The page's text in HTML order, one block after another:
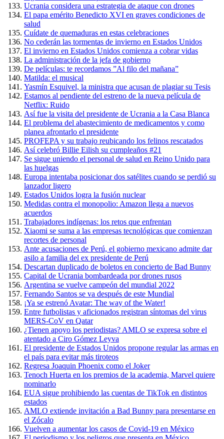
Ucrania considera una estrategia de ataque con drones
El papa emérito Benedicto XVI en graves condiciones de
salud
Cuídate de quemaduras en estas celebraciones
No cederán las tormentas de invierno en Estados Unidos
El invierno en Estados Unidos comienza a cobrar vidas
La administración de la jefa de gobierno
De películas: te recordamos ”Al filo del mañana”
Matilda: el musical
Yasmín Esquivel, la ministra que acusan de plagiar su Tesis
Estamos al pendiente del estreno de la nueva película de
Netflix: Ruido
Así fue la visita del presidente de Ucrania a la Casa Blanca
El problema del abastecimiento de medicamentos y como
planea afrontarlo el presidente
PROFEPA y su trabajo reubicando los felinos rescatados
Así celebró Billie Eilish su cumpleaños #21
Se sigue uniendo el personal de salud en Reino Unido para
las huelgas
Europa intentaba posicionar dos satélites cuando se perdió su
lanzador ligero
Estados Unidos logra la fusión nuclear
Medidas contra el monopolio: Amazon llega a nuevos
acuerdos
Trabajadores indígenas: los retos que enfrentan
Xiaomi se suma a las empresas tecnológicas que comienzan
recortes de personal
Ante acusaciones de Perú, el gobierno mexicano admite dar
asilo a familia del ex presidente de Perú
Descartan duplicado de boletos en concierto de Bad Bunny
Capital de Ucrania bombardeada por drones rusos
Argentina se vuelve campeón del mundial 2022
Fernando Santos se va después de este Mundial
¡Ya se estrenó Avatar: The way of the Water!
Entre futbolistas y aficionados registran síntomas del virus
MERS-CoV en Qatar
¿Tienen apoyo los periodistas? AMLO se expresa sobre el
atentado a Ciro Gómez Leyva
El presidente de Estados Unidos propone regular las armas en
el país para evitar más tiroteos
Regresa Joaquin Phoenix como el Joker
Tenoch Huerta en los premios de la academia, Marvel quiere
nominarlo
EUA sigue prohibiendo las cuentas de TikTok en distintos
estados
AMLO extiende invitación a Bad Bunny para presentarse en
el Zócalo
Vuelven a aumentar los casos de Covid-19 en México